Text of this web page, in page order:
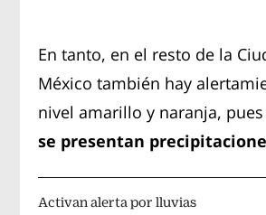
En tanto, en el resto de la
México también hay
nivel amarillo y naranja, pues
se presentan
Activan alerta por lluvias